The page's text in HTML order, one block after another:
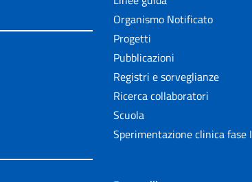
Organismo Notificato
Progetti
Pubblicazioni
Registri e sorveglianze
Ricerca collaboratori
Scuola
Sperimentazione clinica fase I